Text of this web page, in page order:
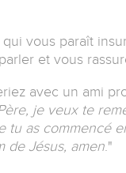
vous paraît
et vous
avec un ami
je veux te
as commencé
de Jésus, amen."